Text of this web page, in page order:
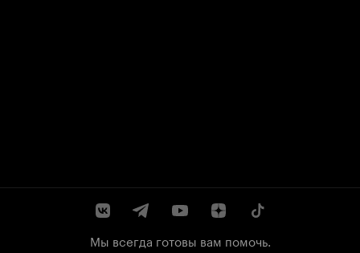
Мы всегда готовы вам помочь.